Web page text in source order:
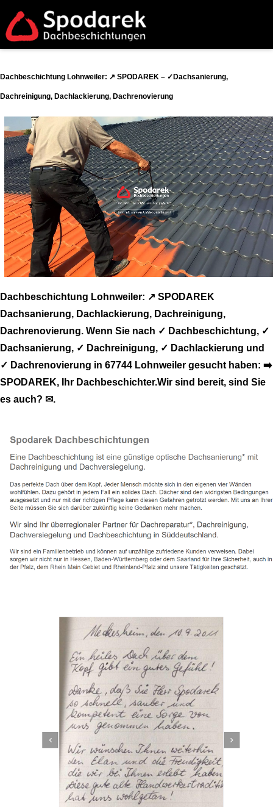
Dachbeschichtung Lohnweiler: ↗️ SPODAREK – ✓Dachsanierung,
Dachreinigung, Dachlackierung, Dachrenovierung
Dachbeschichtung Lohnweiler: ↗️ SPODAREK
Dachsanierung, Dachlackierung, Dachreinigung,
Dachrenovierung. Wenn Sie nach ✓ Dachbeschichtung, ✓
Dachsanierung, ✓ Dachreinigung, ✓ Dachlackierung und
✓ Dachrenovierung in 67744 Lohnweiler gesucht haben: ➡️
SPODAREK, Ihr Dachbeschichter.Wir sind bereit, sind Sie
es auch? ✉.